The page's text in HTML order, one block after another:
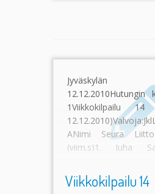
Jyväskylän
12.12.2010Hutungin
1Viikkokilpailu 14
ANimi Seura
(viim.s)1. Juha
Poutiainen HutuKe
(35) (245)– – – […]
Viikkokilpailu 14